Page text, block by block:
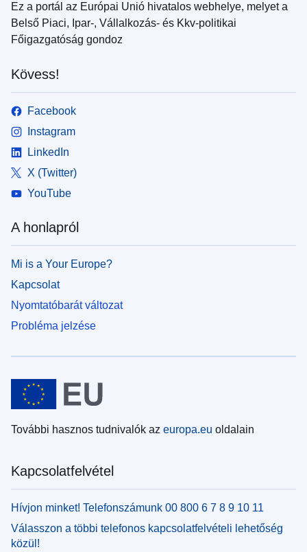
Ez a portál az Európai Unió hivatalos webhelye, melyet a
Belső Piaci, Ipar-, Vállalkozás- és Kkv-politikai
Főigazgatóság gondoz
Kövess!
Facebook
Instagram
LinkedIn
X (Twitter)
YouTube
A honlapról
Mi is a Your Europe?
Kapcsolat
Nyomtatóbarát változat
Probléma jelzése
További hasznos tudnivalók az europa.eu oldalain
Kapcsolatfelvétel
Hívjon minket! Telefonszámunk 00 800 6 7 8 9 10 11
Válasszon a többi telefonos kapcsolatfelvételi lehetőség
közül!